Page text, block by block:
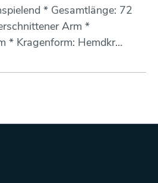
* Gesamtlänge: 72
Arm *
* Kragenform: Hemdkr…